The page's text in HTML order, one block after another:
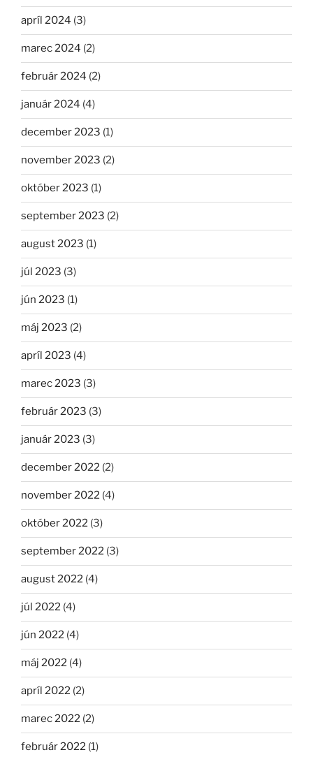
apríl 2024 (3)
marec 2024 (2)
február 2024 (2)
január 2024 (4)
december 2023 (1)
november 2023 (2)
október 2023 (1)
september 2023 (2)
august 2023 (1)
júl 2023 (3)
jún 2023 (1)
máj 2023 (2)
apríl 2023 (4)
marec 2023 (3)
február 2023 (3)
január 2023 (3)
december 2022 (2)
november 2022 (4)
október 2022 (3)
september 2022 (3)
august 2022 (4)
júl 2022 (4)
jún 2022 (4)
máj 2022 (4)
apríl 2022 (2)
marec 2022 (2)
február 2022 (1)